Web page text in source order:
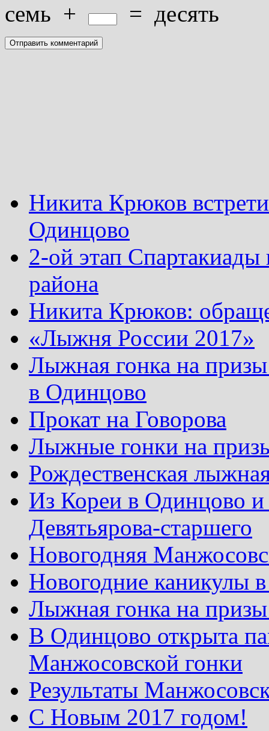
семь + = десять
Никита Крюков
Одинцово
2-ой этап
района
Никита Крюков:
«Лыжня России 2017»
Лыжная гонка на
в Одинцово
Прокат на Говорова
Лыжные гонки на
Рождественская
Из Кореи в Одинцово
Девятьярова-старшего
Новогодняя
Новогодние каникулы
Лыжная гонка на
В Одинцово открыта
Манжосовской гонки
Результаты
С Новым 2017 годом!